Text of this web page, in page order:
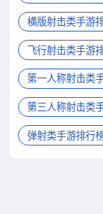
横版射击类手游
飞行射击类手游
第一人称射击类
第三人称射击类
弹射类手游排行